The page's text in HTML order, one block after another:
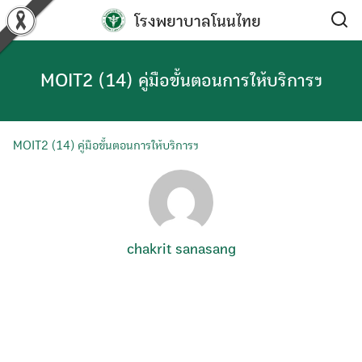
Skip
to
content
โรงพยาบาลโนนไทย
MOIT2 (14) คู่มือขั้นตอนการให้บริการฯ
MOIT2 (14) คู่มือขั้นตอนการให้บริการฯ
chakrit sanasang